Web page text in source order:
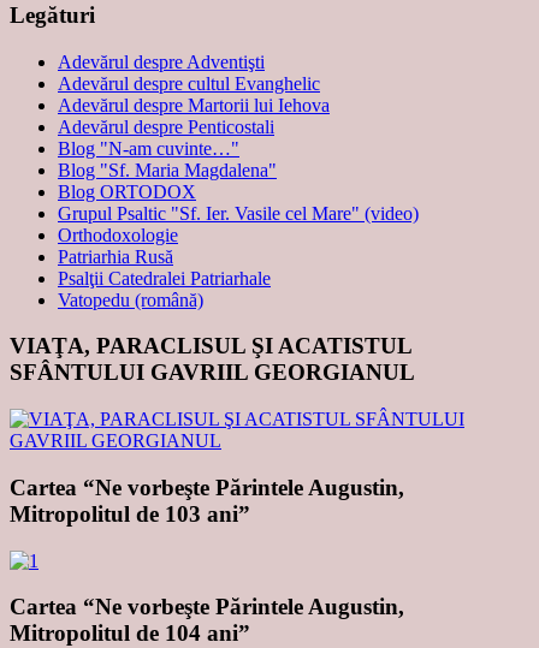
Legături
Adevărul despre Adventişti
Adevărul despre cultul Evanghelic
Adevărul despre Martorii lui Iehova
Adevărul despre Penticostali
Blog "N-am cuvinte…"
Blog "Sf. Maria Magdalena"
Blog ORTODOX
Grupul Psaltic "Sf. Ier. Vasile cel Mare" (video)
Orthodoxologie
Patriarhia Rusă
Psalţii Catedralei Patriarhale
Vatopedu (română)
VIAŢA, PARACLISUL ŞI ACATISTUL
SFÂNTULUI GAVRIIL GEORGIANUL
Cartea “Ne vorbeşte Părintele Augustin,
Mitropolitul de 103 ani”
Cartea “Ne vorbeşte Părintele Augustin,
Mitropolitul de 104 ani”